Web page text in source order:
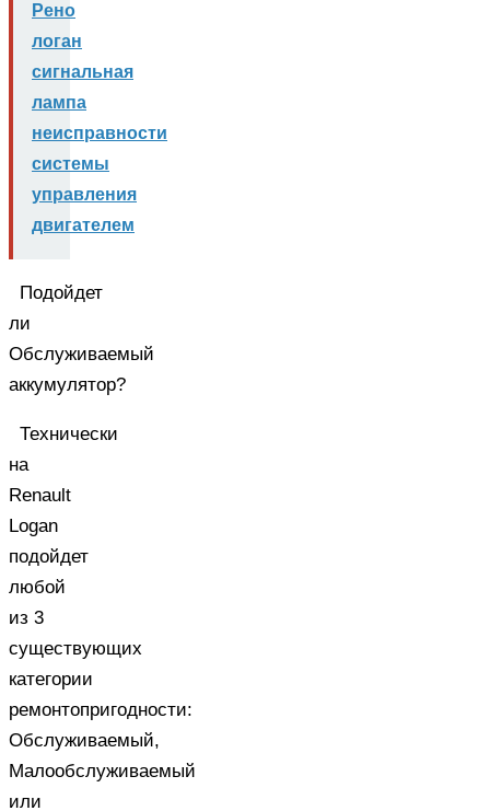
Рено
логан
сигнальная
лампа
неисправности
системы
управления
двигателем
Подойдет
ли
Обслуживаемый
аккумулятор?
Технически
на
Renault
Logan
подойдет
любой
из 3
существующих
категории
ремонтопригодности:
Обслуживаемый,
Малообслуживаемый
или